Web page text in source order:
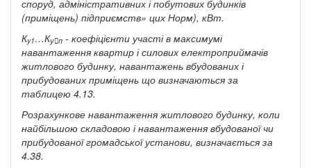
споруд, адміністративних і побутових будинків
(приміщень) підприємств» цих Норм), кВт.
Кy1…Куп - коефіцієнти участі в максимумі
навантаження квартир і силових електроприймачів
житлового будинку, навантажень вбудованих і
прибудованих приміщень що визначаються за
таблицею 4.13.
Розрахункове навантаження житлового будинку, коли
найбільшою складовою і навантаження вбудованої чи
прибудованої громадської установи, визначається за
4.38.